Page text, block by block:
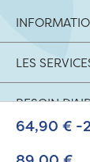
64,90 € -
LES
BESOIN
© 2026